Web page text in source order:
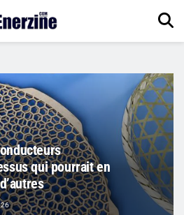
qui pourrait en